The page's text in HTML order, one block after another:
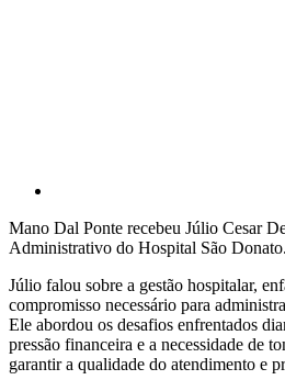
Mano Dal Ponte recebeu Júlio Cesar
Administrativo do Hospital São Donato.
Júlio falou sobre a gestão hospitalar,
compromisso necessário para
Ele abordou os desafios enfrentados
pressão financeira e a necessidade de
garantir a qualidade do atendimento e